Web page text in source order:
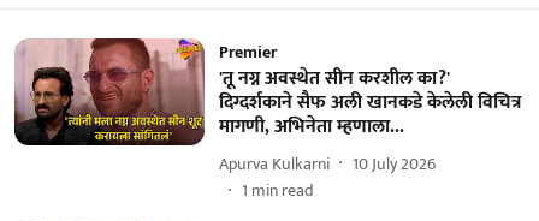
Premier
'तू नग्न अवस्थेत सीन करशील का?'
दिग्दर्शकाने सैफ अली खानकडे केलेली विचित्र
मागणी, अभिनेता म्हणाला...
Apurva Kulkarni
10 July 2026
1 min read